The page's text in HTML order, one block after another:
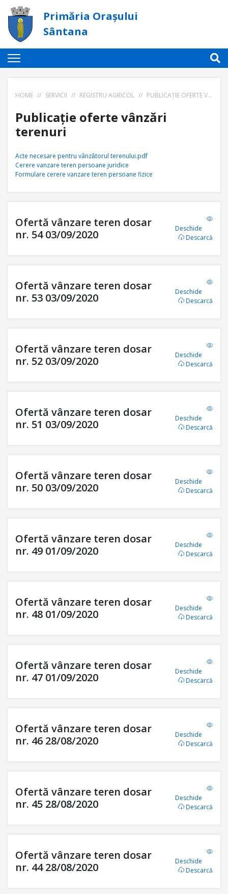
Primăria Orașului
Sântana
HOME // SERVICII // REGISTRU AGRICOL // PUBLICAȚIE OFERTE VÂNZĂRI TERENURI
Publicație oferte vânzări
terenuri
Acte necesare pentru vânzătorul terenului.pdf
Cerere vanzare teren persoane juridice
Formulare cerere vanzare teren persoane fizice
Ofertă vânzare teren dosar
nr. 54 03/09/2020
Deschide
Descarcă
Ofertă vânzare teren dosar
nr. 53 03/09/2020
Deschide
Descarcă
Ofertă vânzare teren dosar
nr. 52 03/09/2020
Deschide
Descarcă
Ofertă vânzare teren dosar
nr. 51 03/09/2020
Deschide
Descarcă
Ofertă vânzare teren dosar
nr. 50 03/09/2020
Deschide
Descarcă
Ofertă vânzare teren dosar
nr. 49 01/09/2020
Deschide
Descarcă
Ofertă vânzare teren dosar
nr. 48 01/09/2020
Deschide
Descarcă
Ofertă vânzare teren dosar
nr. 47 01/09/2020
Deschide
Descarcă
Ofertă vânzare teren dosar
nr. 46 28/08/2020
Deschide
Descarcă
Ofertă vânzare teren dosar
nr. 45 28/08/2020
Deschide
Descarcă
Ofertă vânzare teren dosar
nr. 44 28/08/2020
Deschide
Descarcă